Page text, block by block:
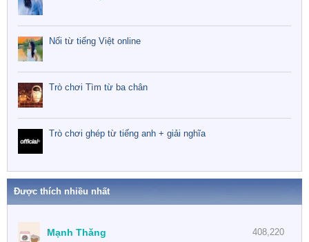
Nối từ tiếng Việt online
Trò chơi Tìm từ ba chân
Trò chơi ghép từ tiếng anh + giải nghĩa
Được thích nhiều nhất
408,220
Mạnh Thăng